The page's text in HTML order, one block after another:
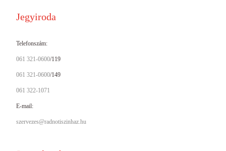
Jegyiroda
Telefonszám:
061 321-0600/119
061 321-0600/149
061 322-1071
E-mail:
szervezes@radnotiszinhaz.hu